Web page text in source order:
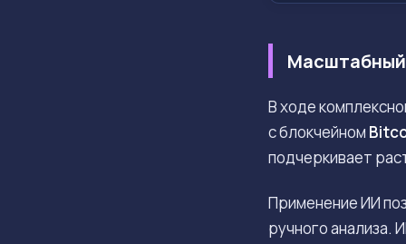
Масштабный
В ходе
с блокчейном
подчеркивает
Применение ИИ
ручного